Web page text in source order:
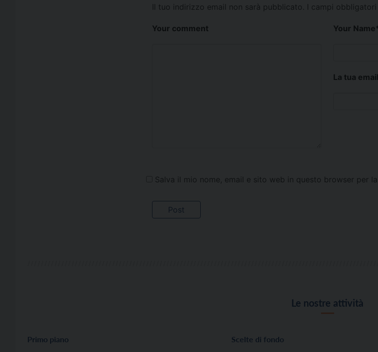
Il tuo indirizzo email non sarà pubblicato. I campi
Your comment Your Name
La tua email
Salva il mio nome, email e sito web in questo browser per
Le nostre attività
Primo piano
Scelte di fondo